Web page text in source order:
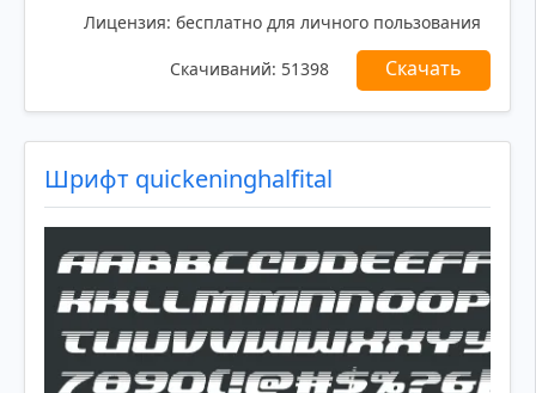
Лицензия: бесплатно для личного пользования
Скачиваний: 51398 Скачать
Шрифт quickeninghalfital